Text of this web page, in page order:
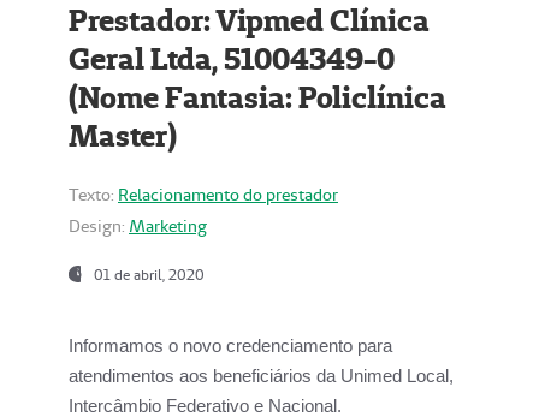
Prestador: Vipmed Clínica
Geral Ltda, 51004349-0
(Nome Fantasia: Policlínica
Master)
Texto: Relacionamento do prestador
Design: Marketing
01 de abril, 2020
Informamos o novo credenciamento para
atendimentos aos beneficiários da Unimed Local,
Intercâmbio Federativo e Nacional.